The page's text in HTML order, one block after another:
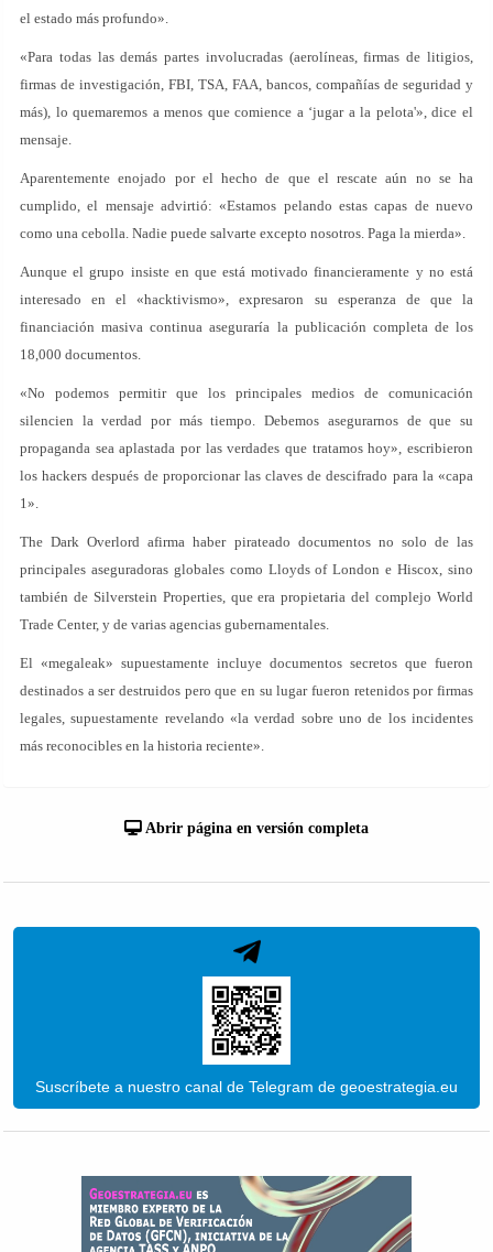
el estado más profundo».
«Para todas las demás partes involucradas (aerolíneas, firmas de litigios,
firmas de investigación, FBI, TSA, FAA, bancos, compañías de seguridad y
más), lo quemaremos a menos que comience a ‘jugar a la pelota'», dice el
mensaje.
Aparentemente enojado por el hecho de que el rescate aún no se ha
cumplido, el mensaje advirtió: «Estamos pelando estas capas de nuevo
como una cebolla. Nadie puede salvarte excepto nosotros. Paga la mierda».
Aunque el grupo insiste en que está motivado financieramente y no está
interesado en el «hacktivismo», expresaron su esperanza de que la
financiación masiva continua aseguraría la publicación completa de los
18,000 documentos.
«No podemos permitir que los principales medios de comunicación
silencien la verdad por más tiempo. Debemos asegurarnos de que su
propaganda sea aplastada por las verdades que tratamos hoy», escribieron
los hackers después de proporcionar las claves de descifrado para la «capa
1».
The Dark Overlord afirma haber pirateado documentos no solo de las
principales aseguradoras globales como Lloyds of London e Hiscox, sino
también de Silverstein Properties, que era propietaria del complejo World
Trade Center, y de varias agencias gubernamentales.
El «megaleak» supuestamente incluye documentos secretos que fueron
destinados a ser destruidos pero que en su lugar fueron retenidos por firmas
legales, supuestamente revelando «la verdad sobre uno de los incidentes
más reconocibles en la historia reciente».
Abrir página en versión completa
Suscríbete a nuestro canal de Telegram de geoestrategia.eu